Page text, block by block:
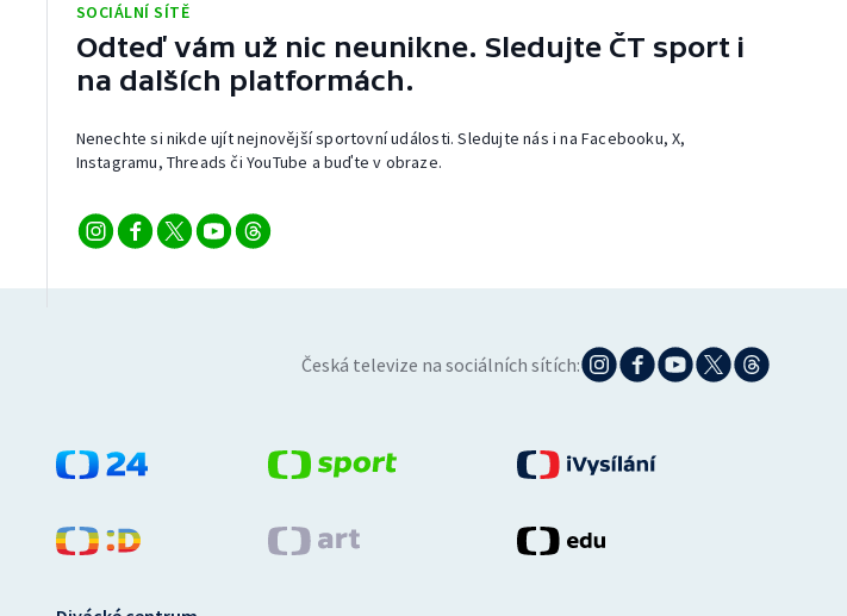
SOCIÁLNÍ SÍTĚ
Odteď vám už nic neunikne. Sledujte ČT sport i
na dalších platformách.
Nenechte si nikde ujít nejnovější sportovní události. Sledujte nás i na Facebooku, X,
Instagramu, Threads či YouTube a buďte v obraze.
Česká televize na sociálních sítích: